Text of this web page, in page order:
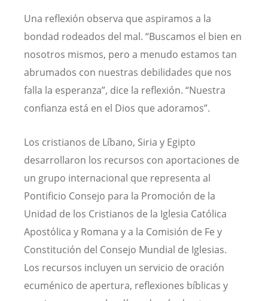
Una reflexión observa que aspiramos a la
bondad rodeados del mal. “Buscamos el bien en
nosotros mismos, pero a menudo estamos tan
abrumados con nuestras debilidades que nos
falla la esperanza”, dice la reflexión. “Nuestra
confianza está en el Dios que adoramos”.
Los cristianos de Líbano, Siria y Egipto
desarrollaron los recursos con aportaciones de
un grupo internacional que representa al
Pontificio Consejo para la Promoción de la
Unidad de los Cristianos de la Iglesia Católica
Apostólica y Romana y a la Comisión de Fe y
Constitución del Consejo Mundial de Iglesias.
Los recursos incluyen un servicio de oración
ecuménico de apertura, reflexiones bíblicas y